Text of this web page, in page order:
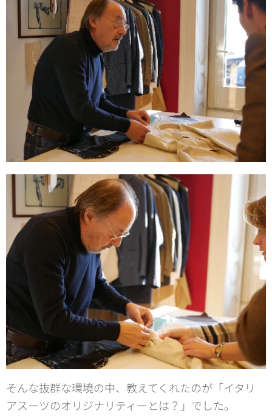
そんな抜群な環境の中、教えてくれたのが「イタリ
アスーツのオリジナリティーとは？」でした。